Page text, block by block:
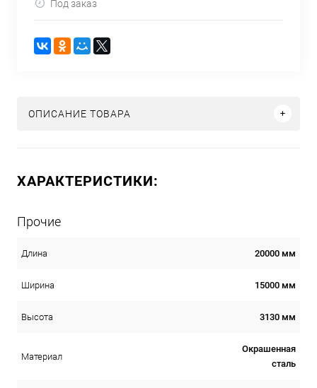
Под заказ
ОПИСАНИЕ ТОВАРА
ХАРАКТЕРИСТИКИ:
Прочие
Длина 20000 мм
Ширина 15000 мм
Высота 3130 мм
Материал
Окрашенная
сталь